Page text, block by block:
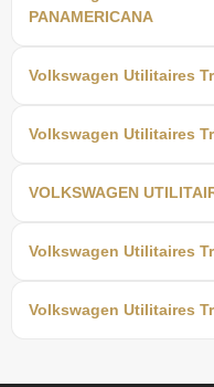
PANAMERICANA
Volkswagen Utilitaires
Volkswagen Utilitaires
VOLKSWAGEN
Volkswagen Utilitaires
Volkswagen Utilitaires